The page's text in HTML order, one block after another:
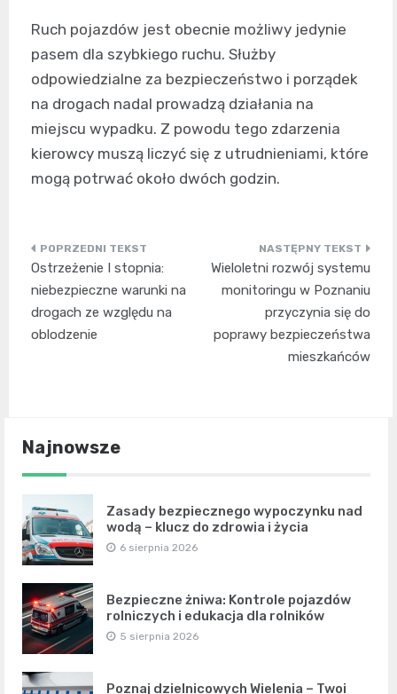
Ruch pojazdów jest obecnie możliwy jedynie
pasem dla szybkiego ruchu. Służby
odpowiedzialne za bezpieczeństwo i porządek
na drogach nadal prowadzą działania na
miejscu wypadku. Z powodu tego zdarzenia
kierowcy muszą liczyć się z utrudnieniami, które
mogą potrwać około dwóch godzin.
Nawigacja
wpisu
Ostrzeżenie I stopnia:
niebezpieczne warunki na
drogach ze względu na
oblodzenie
Wieloletni rozwój systemu
monitoringu w Poznaniu
przyczynia się do
poprawy bezpieczeństwa
mieszkańców
Najnowsze
Zasady bezpiecznego wypoczynku nad
wodą – klucz do zdrowia i życia
6 sierpnia 2026
Bezpieczne żniwa: Kontrole pojazdów
rolniczych i edukacja dla rolników
5 sierpnia 2026
Poznaj dzielnicowych Wielenia – Twoi